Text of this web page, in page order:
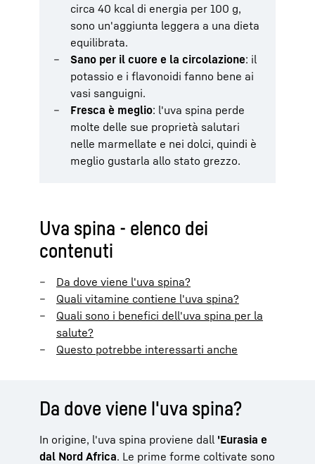
circa 40 kcal di energia per 100 g,
sono un'aggiunta leggera a una dieta
equilibrata.
Sano per il cuore e la circolazione: il
potassio e i flavonoidi fanno bene ai
vasi sanguigni.
Fresca è meglio: l'uva spina perde
molte delle sue proprietà salutari
nelle marmellate e nei dolci, quindi è
meglio gustarla allo stato grezzo.
Uva spina - elenco dei
contenuti
Da dove viene l'uva spina?
Quali vitamine contiene l'uva spina?
Quali sono i benefici dell'uva spina per la
salute?
Questo potrebbe interessarti anche
Da dove viene l'uva spina?
In origine, l'uva spina proviene dall 'Eurasia e
dal Nord Africa. Le prime forme coltivate sono